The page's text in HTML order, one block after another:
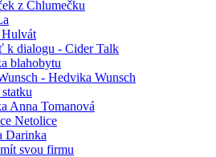
z Chlumečku
k dialogu - Cider Talk
blahobytu
- Hedvika Wunsch
Anna Tomanová
Netolice
Darinka
svou firmu